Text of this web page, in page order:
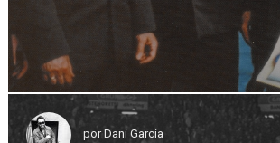
por Dani García